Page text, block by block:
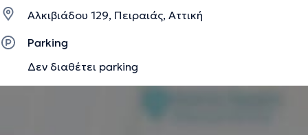
πάνω από 1000 επεμβάσεις και έχει συμμετάσχει σε
πληθώρα συνεδρίων νευροχειρουργικής και σπονδυλικής
στήλης καθώς και σε πολλά σεμινάρια και workshops.
Αλκιβιάδου 129, Πειραιάς, Αττική
Parking
Δεν διαθέτει parking